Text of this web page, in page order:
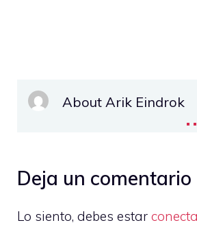
About Arik Eindrok
Deja un comentario
Lo siento, debes estar